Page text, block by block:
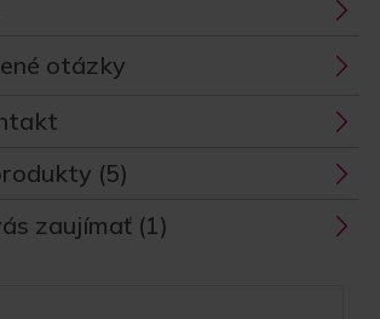
otázky
(5)
zaujímať (1)